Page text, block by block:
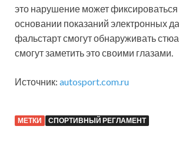
это нарушение может фиксироваться
основании показаний электронных
фальстарт смогут обнаруживать
смогут заметить это своими глазами.
Источник: autosport.com.ru
МЕТКИ СПОРТИВНЫЙ РЕГЛАМЕНТ